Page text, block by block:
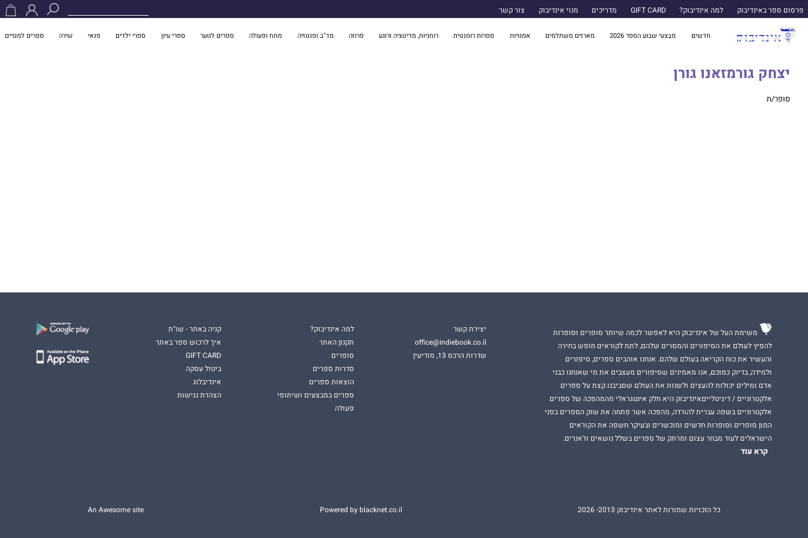
פרסום ספר באינדיבוק למה אינדיבוק? GIFT CARD מדריכים מנוי אינדיבוק צור קשר
חדשים מבצעי שבוע הספר 2026 מארזים משתלמים אמנויות ספרות רומנטית רוחניות, מדיטציה ורוגע פרוזה מד"ב ופנטזיה מתח ופעולה ספרים לנוער ספרי עיון ספרי ילדים פנאי שירה ספרים למנויים
יצחק גורמזאנו גורן
סופר/ת
משימת העל של אינדיבוק היא לאפשר לכמה שיותר סופרים וסופרות
להפיץ לעולם את הסיפורים והמסרים שלהם, לתת לקוראים חופש בחירה
והעשיר את כוח הקריאה בעולם שלהם. אנחנו אוהבים ספרים, סיפורים
ולמידה, בדיוק כמוכם, אנו מאמינים שסיפורים מעצבים את מי שאנחנו כבני
אדם ומילים יכולות להעצים ולשנות את העולם שסביבנו.קצת על ספרים
אלקטרוניים / דיגיטלייםאינדיבוק היא חלק אינטגראלי מהמהפכה של ספרים
אלקטרוניים בשפה עברית להורדה, מהפכה אשר פתחה את שוק הספרים בפני
המון סופרים וסופרות חדשים ומוכשרים ובעיקר חשפה את הקוראים
הישראלים לעוד מבחר עצום ומרתק של ספרים בשלל נושאים וז'אנרים.
קרא עוד
יצירת קשר
office@indiebook.co.il
שדרות הרכס 13, מודיעין
למה אינדיבוק?
תקנון האתר
סופרים
סדרות ספרים
הוצאות ספרים
ספרים במבצעים ושיתופי
פעולה
קניה באתר - שו"ת
איך לרכוש ספר באתר
GIFT CARD
ביטול עסקה
אינדיבלוג
הצהרת נגישות
כל הזכויות שמורות לאתר אינדיבוק 2013- 2026 Powered by blacknet.co.il
An Awesome site